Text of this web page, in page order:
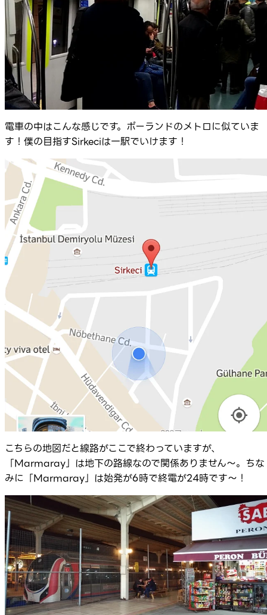
電車の中はこんな感じです。ポーランドのメトロに似ていま
す！僕の目指すSirkeciは一駅でいけます！
こちらの地図だと線路がここで終わっていますが、
「Marmaray」は地下の路線なので関係ありません～。ちな
みに「Marmaray」は始発が6時で終電が24時です～！